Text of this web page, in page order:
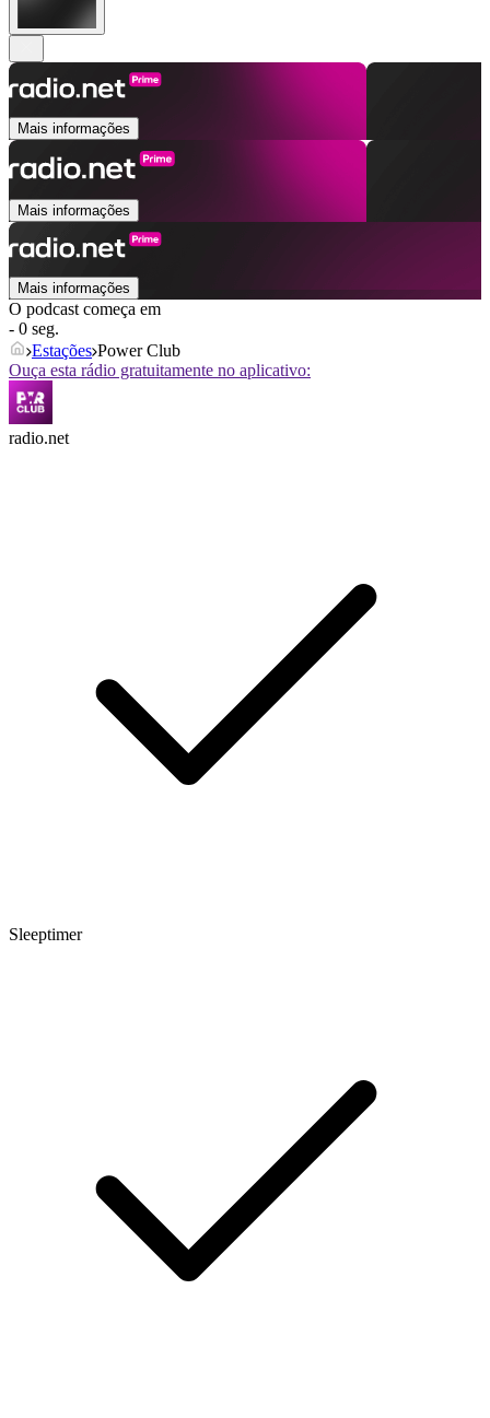
Mais informações
Mais informações
Mais informações
O podcast começa em
- 0 seg.
Estações Power Club
Ouça esta rádio gratuitamente no aplicativo:
radio.net
Sleeptimer